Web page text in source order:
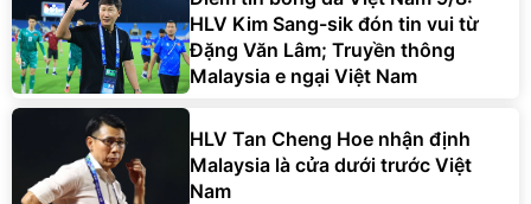
HLV Kim Sang-sik đón tin vui từ
Đặng Văn Lâm; Truyền thông
Malaysia e ngại Việt Nam
HLV Tan Cheng Hoe nhận định
Malaysia là cửa dưới trước Việt
Nam